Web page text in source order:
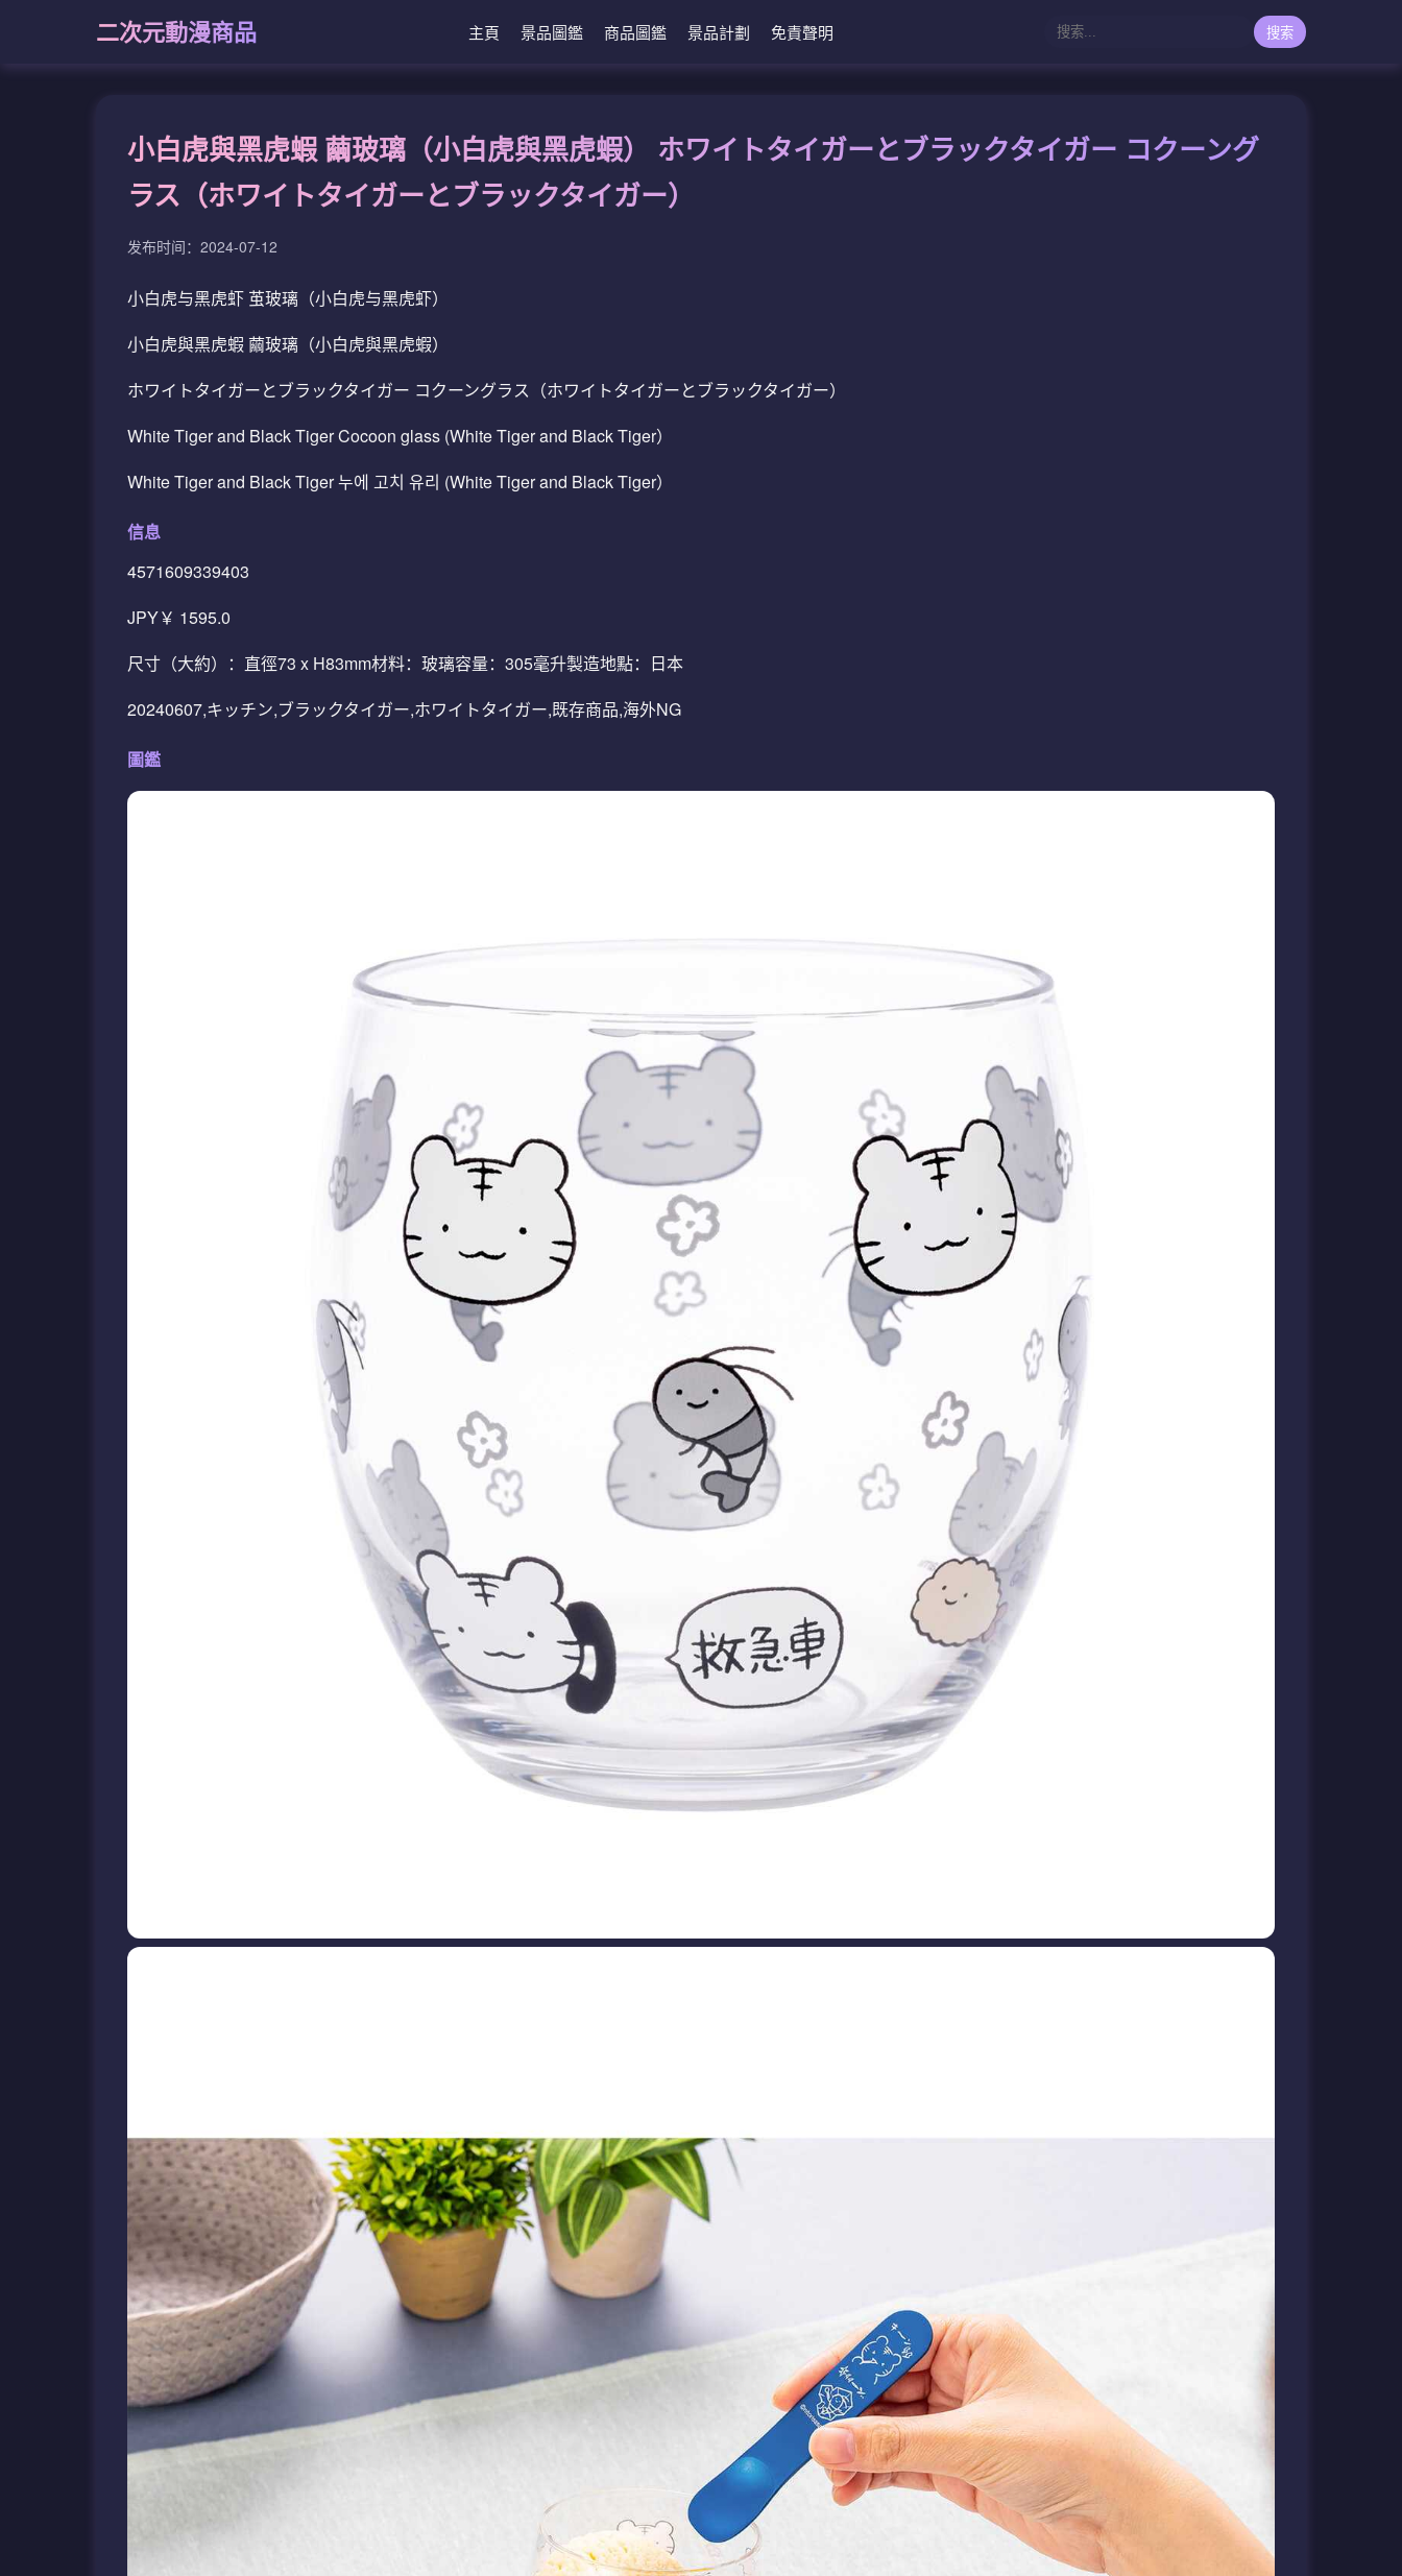
二次元動漫商品 主頁 景品圖鑑 商品圖鑑 景品計劃 免責聲明 搜索
小白虎與黑虎蝦 繭玻璃（小白虎與黑虎蝦） ホワイトタイガーとブラックタイガー コクーング
ラス（ホワイトタイガーとブラックタイガー）
发布时间：2024-07-12
小白虎与黑虎虾 茧玻璃（小白虎与黑虎虾）
小白虎與黑虎蝦 繭玻璃（小白虎與黑虎蝦）
ホワイトタイガーとブラックタイガー コクーングラス（ホワイトタイガーとブラックタイガー）
White Tiger and Black Tiger Cocoon glass (White Tiger and Black Tiger）
White Tiger and Black Tiger 누에 고치 유리 (White Tiger and Black Tiger）
信息
4571609339403
JPY￥ 1595.0
尺寸（大約）：直徑73 x H83mm材料：玻璃容量：305毫升製造地點：日本
20240607,キッチン,ブラックタイガー,ホワイトタイガー,既存商品,海外NG
圖鑑